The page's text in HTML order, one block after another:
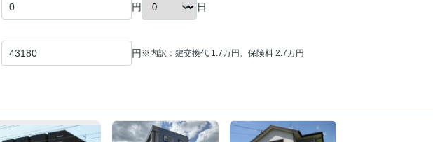
円 日
円 ※内訳：鍵交換代 1.7万円、保険料 2.7万円